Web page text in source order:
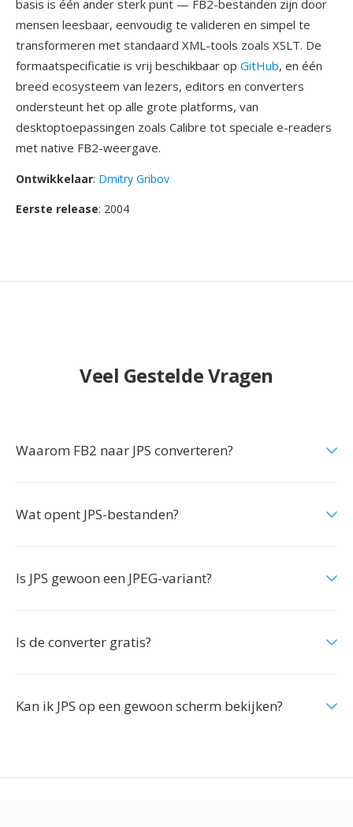
basis is één ander sterk punt — FB2-bestanden zijn door
mensen leesbaar, eenvoudig te valideren en simpel te
transformeren met standaard XML-tools zoals XSLT. De
formaatspecificatie is vrij beschikbaar op GitHub, en één
breed ecosysteem van lezers, editors en converters
ondersteunt het op alle grote platforms, van
desktoptoepassingen zoals Calibre tot speciale e-readers
met native FB2-weergave.
Ontwikkelaar: Dmitry Gribov
Eerste release: 2004
Veel Gestelde Vragen
Waarom FB2 naar JPS converteren?
Wat opent JPS-bestanden?
Is JPS gewoon een JPEG-variant?
Is de converter gratis?
Kan ik JPS op een gewoon scherm bekijken?